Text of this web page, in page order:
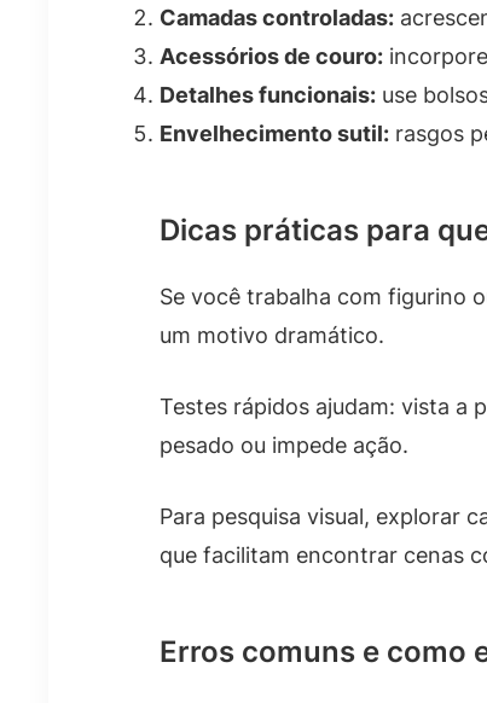
Camadas controladas:
Acessórios de couro:
Detalhes funcionais: use
Envelhecimento sutil: rasgos
Dicas práticas para
Se você trabalha com figurino
um motivo dramático.
Testes rápidos ajudam: vista a
pesado ou impede ação.
Para pesquisa visual, explorar
que facilitam encontrar cenas
Erros comuns e como